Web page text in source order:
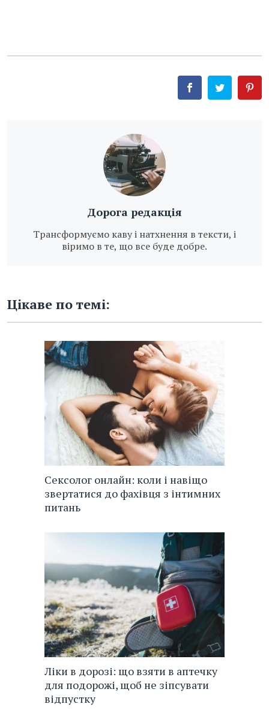
Дорога редакція
Трансформуємо каву і натхнення в тексти, і
віримо в те, що все буде добре.
Цікаве по темі:
Сексолог онлайн: коли і навіщо
звертатися до фахівця з інтимних
питань
Ліки в дорозі: що взяти в аптечку
для подорожі, щоб не зіпсувати
відпустку